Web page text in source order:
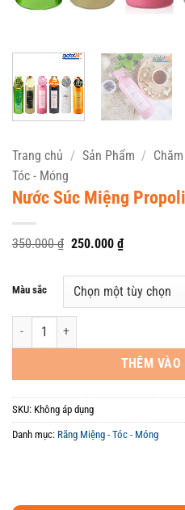
Trang chủ / Sản Phẩm /
Tóc - Móng
Nước Súc Miệng
350.000₫ Giá
350.000 ₫.
250.000 ₫Giá
hiện
là:
250.000 ₫.
Màu sắc
Nước Súc Miệng Propolinse 600ml
THÊM VÀO
SKU: Không áp dụng
Danh mục: Răng Miệng - Tóc - Móng